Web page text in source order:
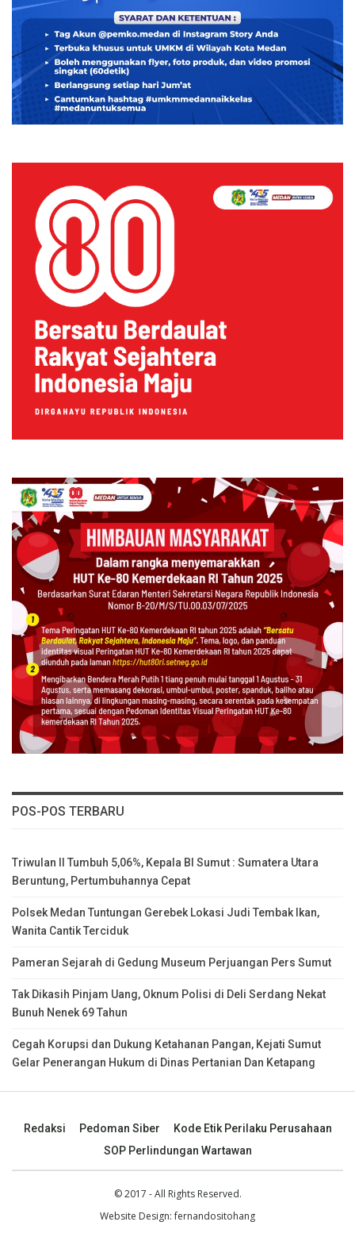
POS-POS TERBARU
Triwulan II Tumbuh 5,06%, Kepala BI Sumut : Sumatera Utara
Beruntung, Pertumbuhannya Cepat
Polsek Medan Tuntungan Gerebek Lokasi Judi Tembak Ikan,
Wanita Cantik Terciduk
Pameran Sejarah di Gedung Museum Perjuangan Pers Sumut
Tak Dikasih Pinjam Uang, Oknum Polisi di Deli Serdang Nekat
Bunuh Nenek 69 Tahun
Cegah Korupsi dan Dukung Ketahanan Pangan, Kejati Sumut
Gelar Penerangan Hukum di Dinas Pertanian Dan Ketapang
Redaksi Pedoman Siber
Kode Etik Perilaku Perusahaan
SOP Perlindungan Wartawan
© 2017 - All Rights Reserved.
Website Design:fernandositohang